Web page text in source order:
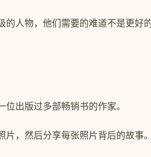
人物，他们需要的难道不是更好
出版过多部畅销书的作家。
，然后分享每张照片背后的故事。